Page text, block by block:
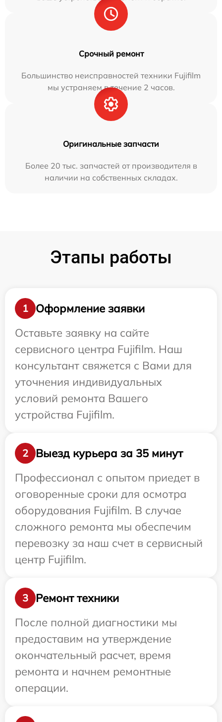
Срочный ремонт
Большинство неисправностей техники Fujifilm
мы устраняем в течение 2 часов.
Оригинальные запчасти
Более 20 тыс. запчастей от производителя в
наличии на собственных складах.
Этапы работы
1
Оформление заявки
Оставьте заявку на сайте
сервисного центра Fujifilm. Наш
консультант свяжется с Вами для
уточнения индивидуальных
условий ремонта Вашего
устройства Fujifilm.
2
Выезд курьера за 35 минут
Профессионал с опытом приедет в
оговоренные сроки для осмотра
оборудования Fujifilm. В случае
сложного ремонта мы обеспечим
перевозку за наш счет в сервисный
центр Fujifilm.
3
Ремонт техники
После полной диагностики мы
предоставим на утверждение
окончательный расчет, время
ремонта и начнем ремонтные
операции.